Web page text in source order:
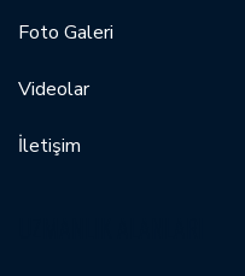
Foto Galeri
Videolar
İletişim